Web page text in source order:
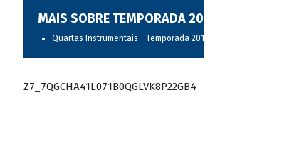
MAIS SOBRE TEMPORADA 2017
Quartas Instrumentais - Temporada 2017
Z7_7QGCHA41L071B0QGLVK8P22GB4